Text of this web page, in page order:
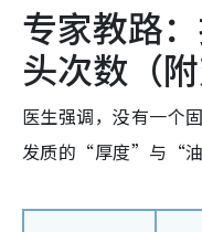
专家教路
头次数（附
医生强调，没有一个
发质的“厚度”与“油